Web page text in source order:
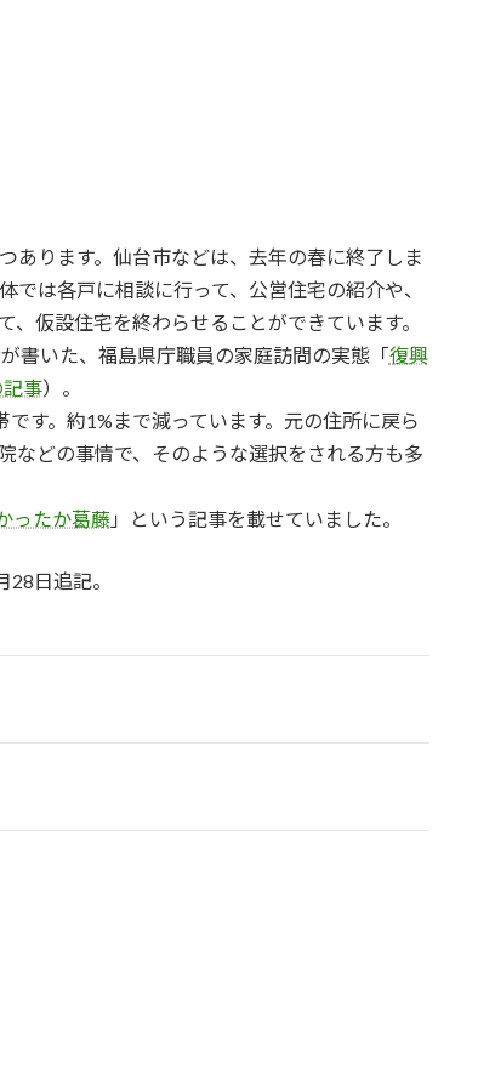
あります。仙台市などは、去年の春に終了しま
は各戸に相談に行って、公営住宅の紹介や、
仮設住宅を終わらせることができています。
書いた、福島県庁職員の家庭訪問の実態「復興
事）。
す。約1%まで減っています。元の住所に戻ら
などの事情で、そのような選択をされる方も多
ったか葛藤」という記事を載せていました。
日追記。